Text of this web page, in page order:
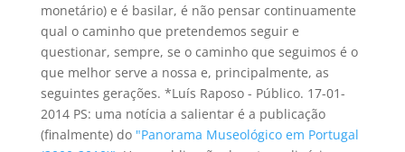
monetário) e é basilar, é não pensar continuamente
qual o caminho que pretendemos seguir e
questionar, sempre, se o caminho que seguimos é o
que melhor serve a nossa e, principalmente, as
seguintes gerações. *Luís Raposo - Público. 17-01-
2014 PS: uma notícia a salientar é a publicação
(finalmente) do "Panorama Museológico em Portugal